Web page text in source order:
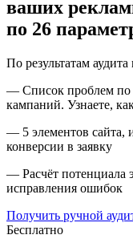
ваших
по 26
По результатам
— Список проблем по
кампаний. Узнаете,
— 5 элементов сайта,
конверсии в заявку
— Расчёт потенциала
исправления ошибок
Получить ручной
Бесплатно